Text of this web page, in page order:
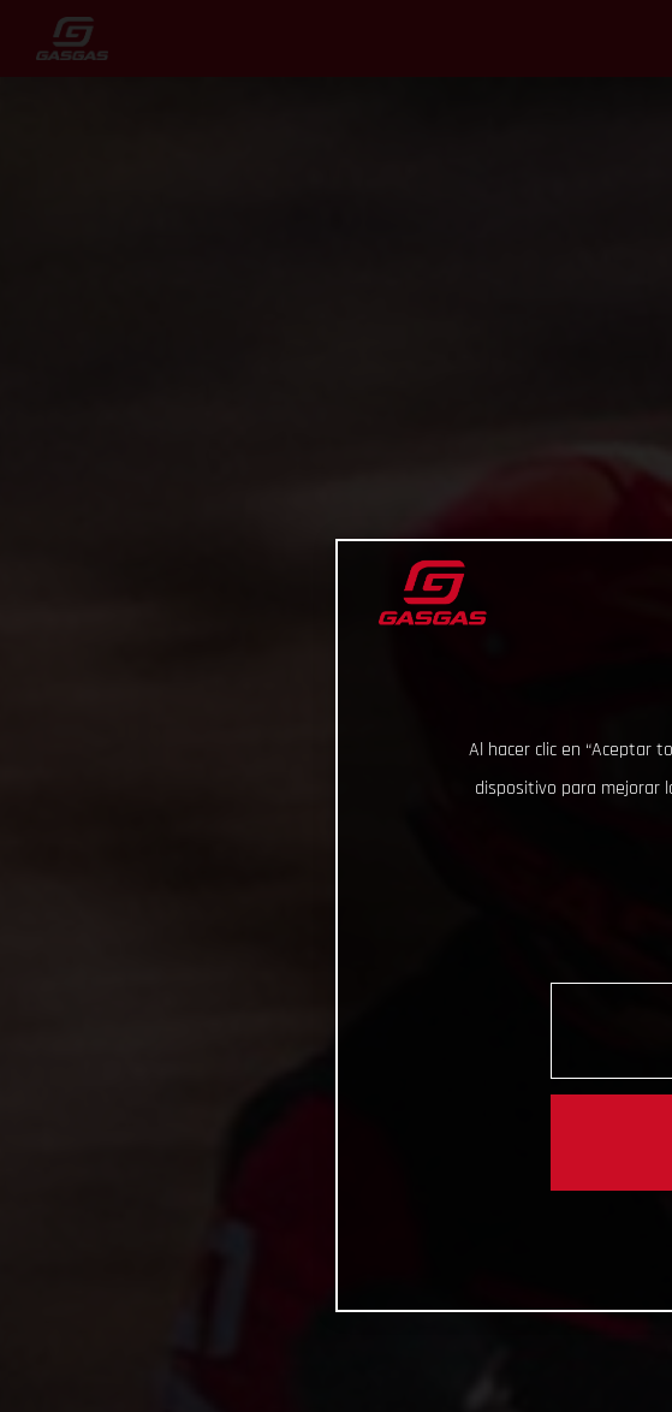
Al hacer clic en “Aceptar
dispositivo para mejorar